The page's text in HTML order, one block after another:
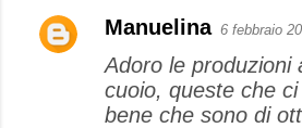
Manuelina 6 febbraio
Adoro le produzioni
cuoio, queste che
bene che sono di